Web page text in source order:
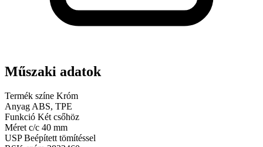
Műszaki adatok
Termék színe Króm
AnyagABS, TPE
Funkció Két csőhöz
Méret c/c 40 mm
USP Beépített tömítéssel